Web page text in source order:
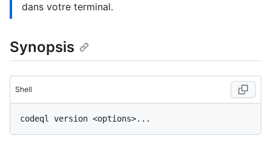
dans votre terminal.
Synopsis
Shell